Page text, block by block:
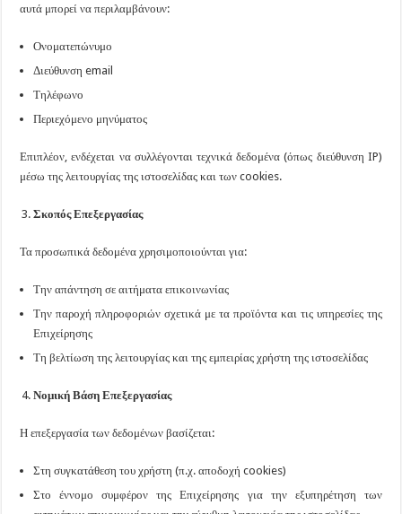
αυτά μπορεί να περιλαμβάνουν:
Ονοματεπώνυμο
Διεύθυνση email
Τηλέφωνο
Περιεχόμενο μηνύματος
Επιπλέον, ενδέχεται να συλλέγονται τεχνικά δεδομένα (όπως διεύθυνση IP)
μέσω της λειτουργίας της ιστοσελίδας και των cookies.
Σκοπός Επεξεργασίας
Τα προσωπικά δεδομένα χρησιμοποιούνται για:
Την απάντηση σε αιτήματα επικοινωνίας
Την παροχή πληροφοριών σχετικά με τα προϊόντα και τις υπηρεσίες της
Επιχείρησης
Τη βελτίωση της λειτουργίας και της εμπειρίας χρήστη της ιστοσελίδας
Νομική Βάση Επεξεργασίας
Η επεξεργασία των δεδομένων βασίζεται:
Στη συγκατάθεση του χρήστη (π.χ. αποδοχή cookies)
Στο έννομο συμφέρον της Επιχείρησης για την εξυπηρέτηση των